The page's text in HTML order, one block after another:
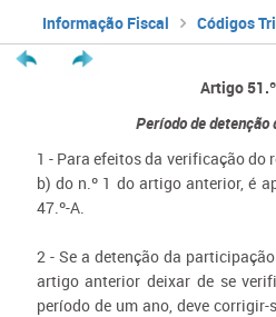
Informação Fiscal Códigos
Artigo
Período de
1 - Para efeitos da verificação
b) do n.º 1 do artigo anterior, é
47.º-A.
2 - Se a detenção da
artigo anterior deixar de se
período de um ano, deve